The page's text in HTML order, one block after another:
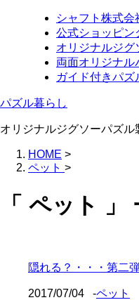
シャフト株式会
公式ショッピン
オリジナルジグ
両面オリジナル
ガイド付きパズ
パズル暮らし
オリジナルジグソーパズ
HOME >
ペット >
「 ペット 」
隠れる？・・・第二
2017/07/04 -ペット